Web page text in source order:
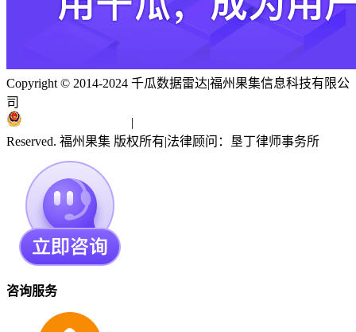
Copyright © 2014-2024 千瓜数据雷达|福州果集信息科技有限公
司
|
Reserved. 福州果集 版权所有|法律顾问：垦丁律师事务所
咨询服务